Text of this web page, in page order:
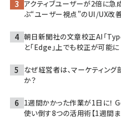
アクティブユーザーが2倍に急
ぶ“ユーザー視点”のUI/UX改
朝日新聞社の文章校正AI「
と「Edge」上でも校正が可能に
なぜ経営者は、マーケティン
か？
1週間かかった作業が1日に
使い倒す8つの活用術【1週間ま